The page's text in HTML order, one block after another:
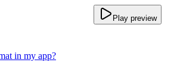
Play preview
in my app?